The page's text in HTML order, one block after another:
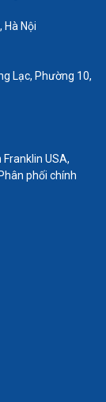
trục vít
Mỗi loại có
trọng để
đảm bảo
thế các bộ
quan trọng
Hà Nội
Lạc, Phường 10,
USA,
phối chính